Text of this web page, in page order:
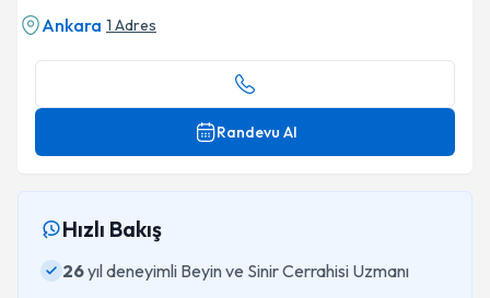
Ankara 1 Adres
Randevu Al
Hızlı Bakış
26yıl deneyimli Beyin ve Sinir Cerrahisi Uzmanı